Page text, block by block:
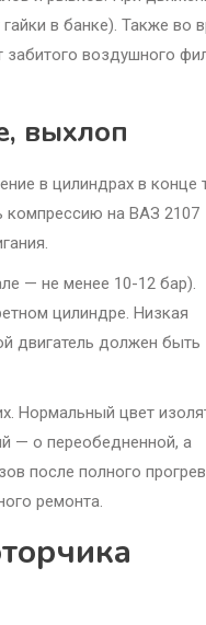
в банке). Также во
воздушного
выхлоп
в цилиндрах в конце
компрессию на ВАЗ 2107
— не менее 10-12 бар).
цилиндре. Низкая
двигатель должен быть
Нормальный цвет
— о переобедненной, а
после полного
ремонта.